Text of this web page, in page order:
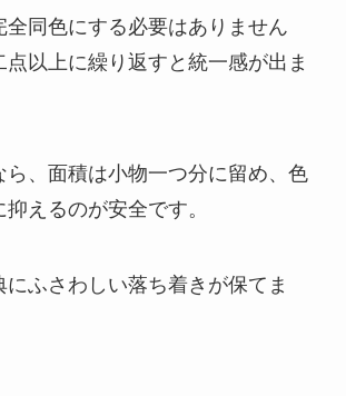
全同色にする必要はありません
点以上に繰り返すと統一感が出ま
ら、面積は小物一つ分に留め、色
えるのが安全です。
にふさわしい落ち着きが保てま